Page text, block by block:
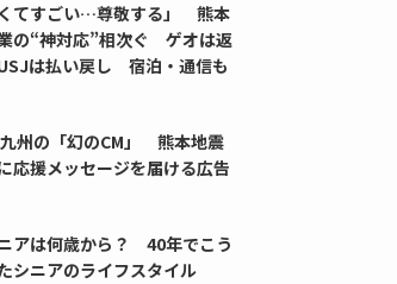
くてすごい…尊敬する」 熊本
の“神対応”相次ぐ ゲオは返
は払い戻し 宿泊・通信も
州の「幻のCM」 熊本地震
応援メッセージを届ける広告
アは何歳から？ 40年でこう
シニアのライフスタイル